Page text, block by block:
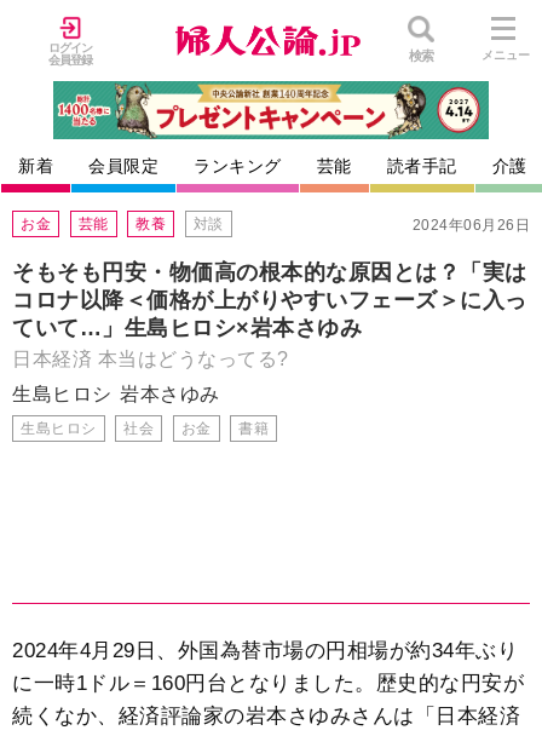
ログイン
会員登録
検索 メニュー
新着 会員限定 ランキング 芸能 読者手記 介護
2024年06月26日
お金 芸能 教養 対談
そもそも円安・物価高の根本的な原因とは？「実は
コロナ以降＜価格が上がりやすいフェーズ＞に入っ
ていて…」生島ヒロシ×岩本さゆみ
日本経済 本当はどうなってる?
生島ヒロシ 岩本さゆみ
生島ヒロシ 社会 お金 書籍
2024年4月29日、外国為替市場の円相場が約34年ぶり
に一時1ドル＝160円台となりました。歴史的な円安が
続くなか、経済評論家の岩本さゆみさんは「日本経済